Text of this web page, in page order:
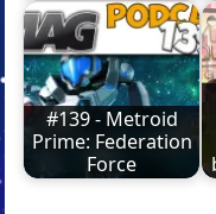
#139 - Metroid
Prime: Federation
Force